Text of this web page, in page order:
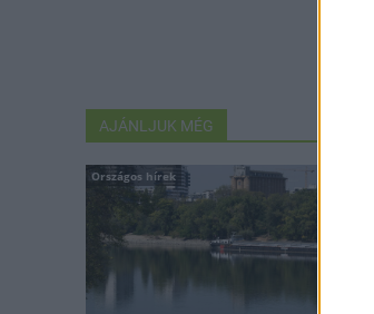
AJÁNLJUK MÉG
Országos hírek